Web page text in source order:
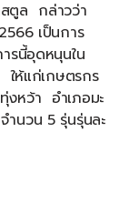
ตูล กล่าวว่า
เป็นการ
รนี้อุดหนุนใน
ให้แก่เกษตรกร
งหว้า อำเภอมะ
นวน 5 รุ่นรุ่นละ